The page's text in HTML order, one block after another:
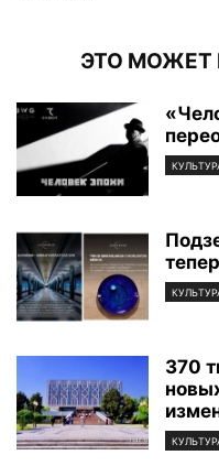
ЭТО МОЖЕТ
370